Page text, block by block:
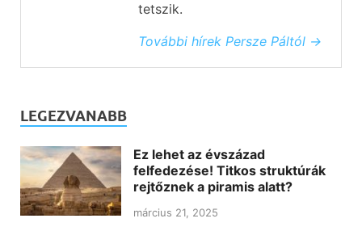
tetszik.
További hírek Persze Páltól →
LEGEZVANABB
Ez lehet az évszázad
felfedezése! Titkos struktúrák
rejtőznek a piramis alatt?
március 21, 2025